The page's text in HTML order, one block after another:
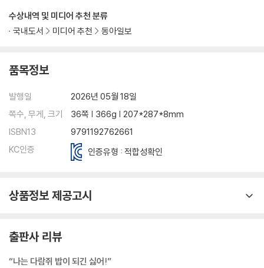
수상내역 및 미디어 추천 분류
국내도서
미디어 추천 동아일보
품목정보
발행일
2026년 05월 18일
쪽수, 무게, 크기
36쪽 | 366g | 207*287*8mm
ISBN13
9791192762661
KC인증
인증유형 : 적합성확인
상품정보 제공고시
출판사 리뷰
“나는 다람쥐 밥이 되긴 싫어!”